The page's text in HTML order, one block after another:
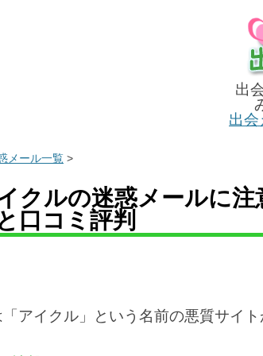
出
出会
メール一覧 >
クルの迷惑メールに
口コミ評判
アイクル」という名前の悪質サイ